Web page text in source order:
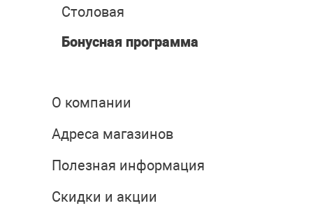
Столовая
Бонусная программа
О компании
Адреса магазинов
Полезная информация
Скидки и акции